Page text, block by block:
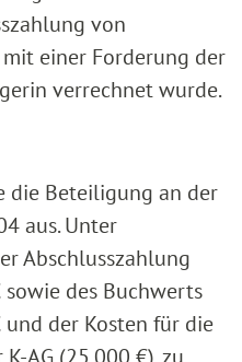
von
einer Forderung der
verrechnet wurde.
die Beteiligung an der
aus. Unter
Abschlusszahlung
des Buchwerts
der Kosten für die